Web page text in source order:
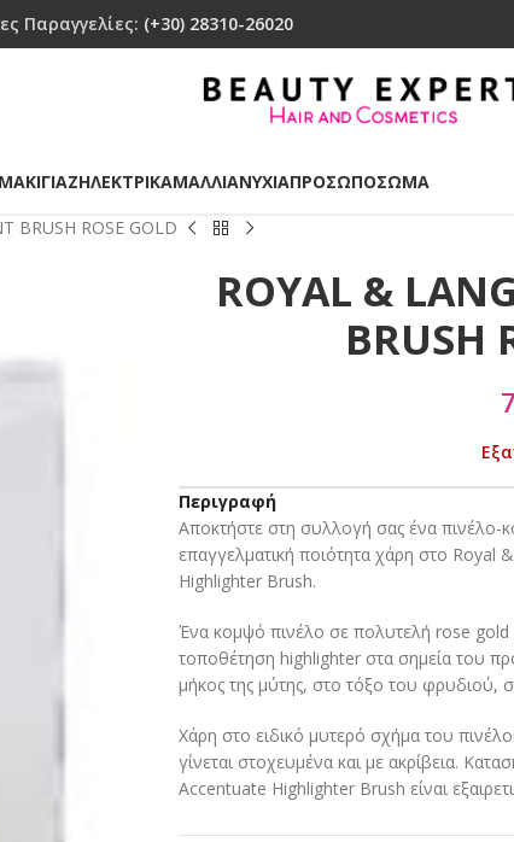
Παραγγελίες: (+30) 28310-26020
ΜΑΚΙΓΙΑΖΗΛΕΚΤΡΙΚΑΜΑΛΛΙΑΝΥΧΙΑΠΡΟΣΩΠΟΣΩΜΑ
BRUSH ROSE GOLD
ROYAL &
BRUSH
Περιγραφή
Αποκτήστε στη συλλογή σας ένα πινέλο-
επαγγελματική ποιότητα χάρη στο
Highlighter Brush.
Ένα κομψό πινέλο σε πολυτελή rose gold
τοποθέτηση highlighter στα σημεία του
μήκος της μύτης, στο τόξο του φρυδιού,
Χάρη στο ειδικό μυτερό σχήμα του
γίνεται στοχευμένα και με ακρίβεια.
Accentuate Highlighter Brush είναι